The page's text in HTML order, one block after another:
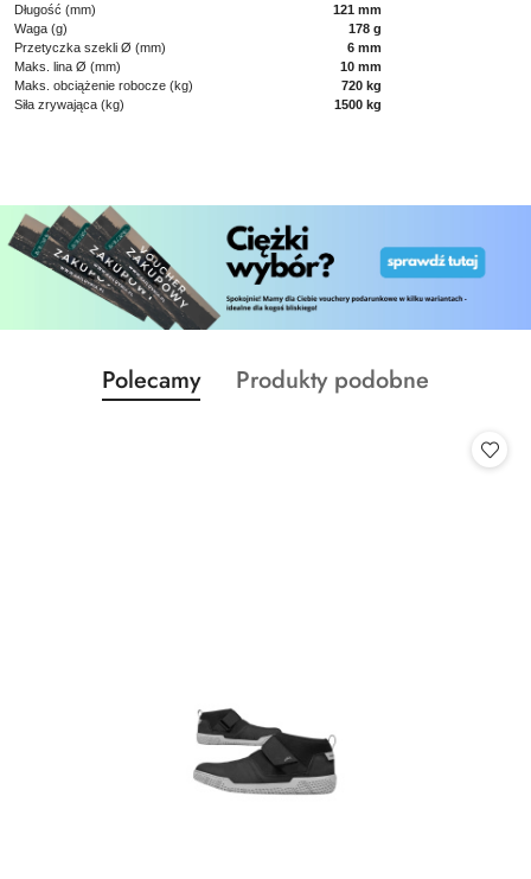
Długość (mm)
121 mm
Waga (g)
178 g
Przetyczka szekli Ø (mm)
6 mm
Maks. lina Ø (mm)
10 mm
Maks. obciążenie robocze (kg)
720 kg
Siła zrywająca (kg)
1500 kg
Pomiń karuzelę produktów
Produkty
o
Polecamy
Produkty
Produkty podobne